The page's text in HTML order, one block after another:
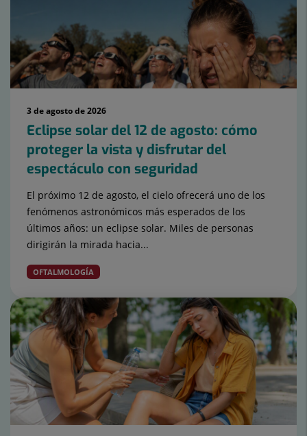
3 de agosto de 2026
Eclipse solar del 12 de agosto: cómo
proteger la vista y disfrutar del
espectáculo con seguridad
El próximo 12 de agosto, el cielo ofrecerá uno de los
fenómenos astronómicos más esperados de los
últimos años: un eclipse solar. Miles de personas
dirigirán la mirada hacia...
OFTALMOLOGÍA